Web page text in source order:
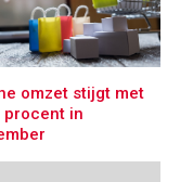
omzet stijgt met
procent in